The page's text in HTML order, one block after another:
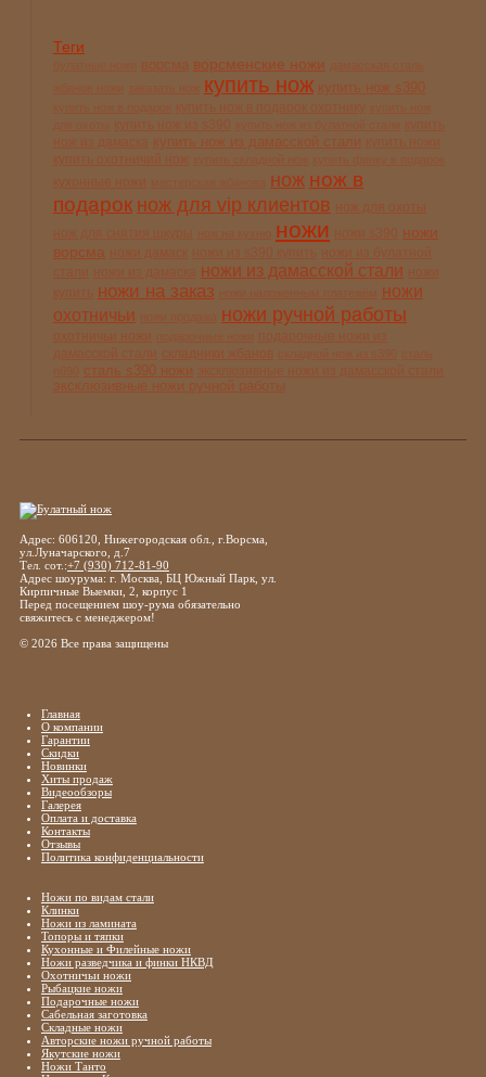
Теги
ворсма ворсменские ножи
купить нож купить нож s390
купить нож из дамасской стали
купить охотничий нож
кухонные ножи нож нож в
подарок нож для vip клиентов нож для охоты
ножи
ножи
ворсма
ножи дамаск
ножи из булатной
стали
ножи из дамасской стали
ножи
купить
ножи на заказ
ножи
охотничьи
ножи ручной работы
охотничьи ножи
складники жбанов
сталь s390 ножи
эксклюзивные ножи ручной работы
Адрес: 606120, Нижегородская обл., г.Ворсма,
ул.Луначарского, д.7
Тел. сот.:+7 (930) 712-81-90
Адрес шоурума: г. Москва, БЦ Южный Парк, ул.
Кирпичные Выемки, 2, корпус 1
Перед посещением шоу-рума обязательно
свяжитесь с менеджером!
© 2026 Все права защищены
Главная
О компании
Гарантии
Скидки
Новинки
Хиты продаж
Видеообзоры
Галерея
Оплата и доставка
Контакты
Отзывы
Политика конфиденциальности
Ножи по видам стали
Клинки
Ножи из ламината
Топоры и тяпки
Кухонные и Филейные ножи
Ножи разведчика и финки НКВД
Охотничьи ножи
Рыбацкие ножи
Подарочные ножи
Сабельная заготовка
Складные ножи
Авторские ножи ручной работы
Якутские ножи
Ножи Танто